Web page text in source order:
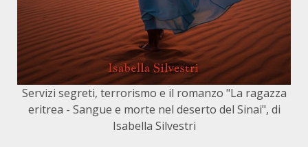
Servizi segreti, terrorismo e il romanzo "La ragazza
eritrea - Sangue e morte nel deserto del Sinai", di
Isabella Silvestri